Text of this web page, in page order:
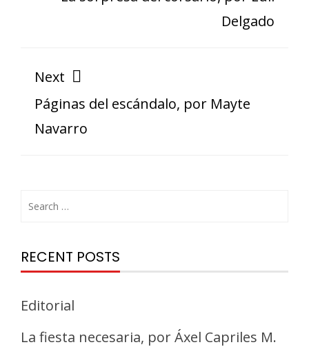
Delgado
Next
Páginas del escándalo, por Mayte
Navarro
RECENT POSTS
Editorial
La fiesta necesaria, por Áxel Capriles M.